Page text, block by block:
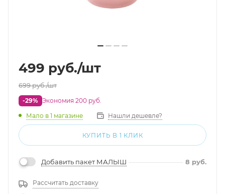
499 руб./шт
699руб./шт
-29% Экономия 200 руб.
Мало в 1 магазине Нашли дешевле?
КУПИТЬ В 1 КЛИК
Добавить пакет МАЛЫШ 8 руб.
Рассчитать доставку